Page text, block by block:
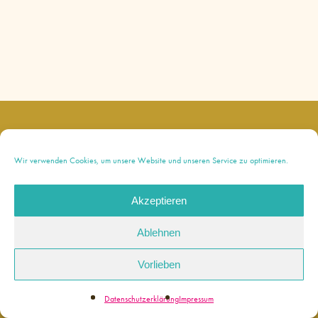
Wir verwenden Cookies, um unsere Website und unseren Service zu optimieren.
Akzeptieren
Ablehnen
Vorlieben
DatenschutzerklärungImpressum
instagram
© 2026 Bianca Paola. |
Datenschutzerklärung
Made with love byWerkstatt für Digitales